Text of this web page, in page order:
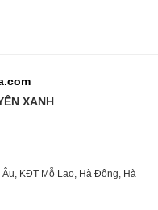
XANH
KĐT Mỗ Lao, Hà Đông, Hà